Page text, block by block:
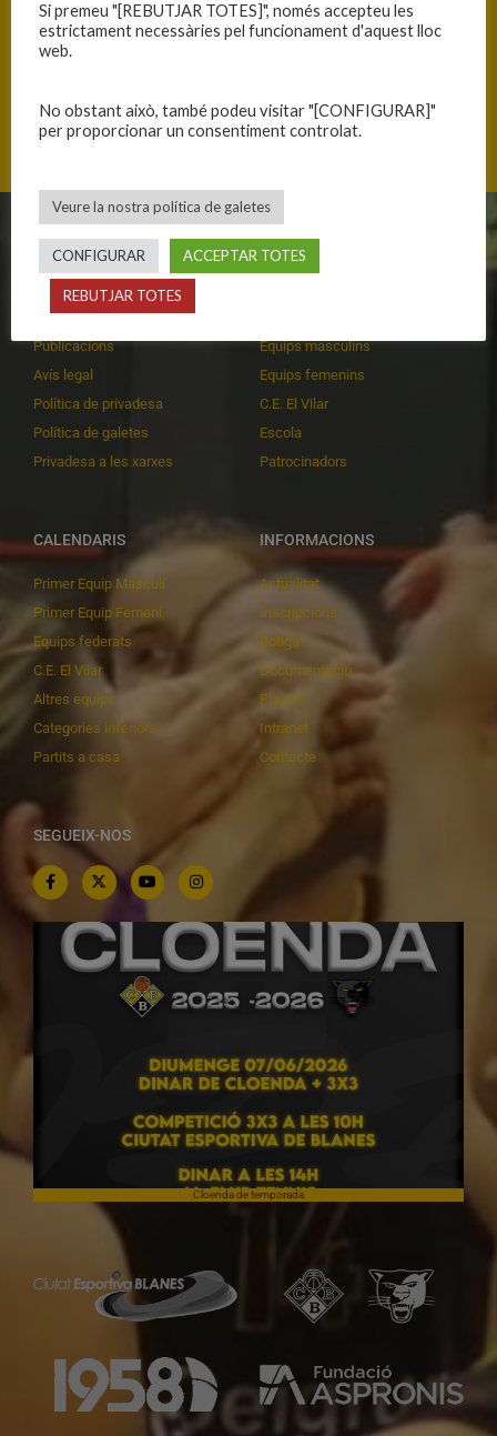
Jaume I 30, 08186 Lliçà d'Amunt, Catalunya
CLUB
Història
Organització
Publicacions
Avís legal
Política de privadesa
Política de galetes
Privadesa a les xarxes
EQUIPS
Equips masculins
Equips femenins
C.E. El Vilar
Escola
Patrocinadors
CALENDARIS
Primer Equip Masculí
Primer Equip Femení
Equips federats
C.E. El Vilar
Altres equips
Categories inferiors
Partits a casa
INFORMACIONS
Actualitat
Inscripcions
Botiga
Documentació
Playoff
Intranet
Contacte
SEGUEIX-NOS
Cloenda de temporada
Si premeu "[REBUTJAR TOTES]", només accepteu les
estrictament necessàries pel funcionament d'aquest lloc
web.
No obstant això, també podeu visitar "[CONFIGURAR]"
per proporcionar un consentiment controlat.
Veure la nostra política de galetes
CONFIGURAR ACCEPTAR TOTES
REBUTJAR TOTES